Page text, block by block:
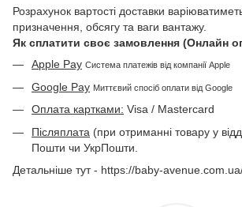
Розрахунок вартості доставки
призначення, обсягу та ваги вантажу.
Як сплатити своє замовлення (Онлайн
Apple Pay Система платежів від компанії Apple
Google Pay Миттєвий спосіб оплати від Google
Оплата картками: Visa / Mastercard
Післяплата (при отриманні товару у
Пошти чи УкрПошти.
Детальніше тут - https://baby-